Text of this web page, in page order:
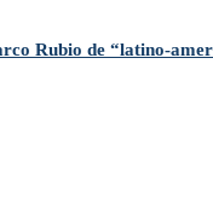
Rubio de “latino-